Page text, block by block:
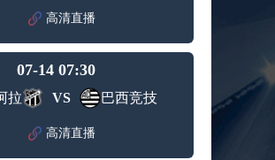
轮
ATP罗马
大师赛
男单第2
轮
5
WTA罗
马大师
赛女单
第3轮
斯塔彭科 全场录像回放
5
WTA罗
赛女单
赛半决赛 伊戈尔-费格雷多vs德拉戈 全场录像回放
高清直播
07-14 07:30
拉 VS 巴西竞技
高清直播